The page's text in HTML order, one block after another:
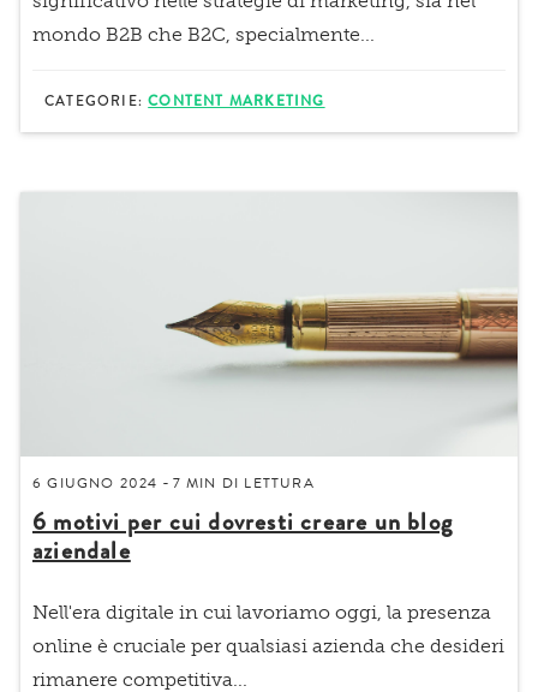
mondo B2B che B2C, specialmente...
CATEGORIE:CONTENT MARKETING
6 GIUGNO 2024 - 7 MIN DI LETTURA
6 motivi per cui dovresti creare un blog
aziendale
Nell'era digitale in cui lavoriamo oggi, la presenza
online è cruciale per qualsiasi azienda che desideri
rimanere competitiva...